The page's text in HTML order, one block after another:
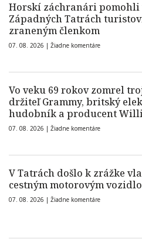
Horskí záchranári pomohli
Západných Tatrách
zraneným členkom
07. 08. 2026 | Žiadne komentáre
Vo veku 69 rokov zomrel
držiteľ Grammy, britský
hudobník a producent
07. 08. 2026 | Žiadne komentáre
V Tatrách došlo k zrážke
cestným motorovým
07. 08. 2026 | Žiadne komentáre